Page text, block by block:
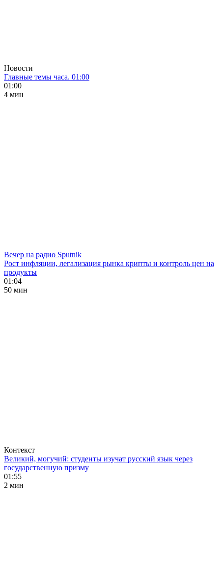
Новости
Главные темы часа. 01:00
01:00
4 мин
Вечер на радио Sputnik
Рост инфляции, легализация рынка крипты и контроль цен на
продукты
01:04
50 мин
Контекст
Великий, могучий: студенты изучат русский язык через
государственную призму
01:55
2 мин